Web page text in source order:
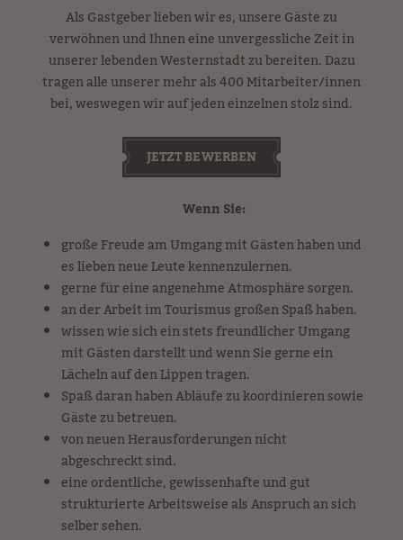
Als Gastgeber lieben wir es, unsere Gäste zu
verwöhnen und Ihnen eine unvergessliche Zeit in
unserer lebenden Westernstadt zu bereiten. Dazu
tragen alle unserer mehr als 400 Mitarbeiter/innen
bei, weswegen wir auf jeden einzelnen stolz sind.
JETZT BEWERBEN
Wenn Sie:
große Freude am Umgang mit Gästen haben und
es lieben neue Leute kennenzulernen.
gerne für eine angenehme Atmosphäre sorgen.
an der Arbeit im Tourismus großen Spaß haben.
wissen wie sich ein stets freundlicher Umgang
mit Gästen darstellt und wenn Sie gerne ein
Lächeln auf den Lippen tragen.
Spaß daran haben Abläufe zu koordinieren sowie
Gäste zu betreuen.
von neuen Herausforderungen nicht
abgeschreckt sind.
eine ordentliche, gewissenhafte und gut
strukturierte Arbeitsweise als Anspruch an sich
selber sehen.